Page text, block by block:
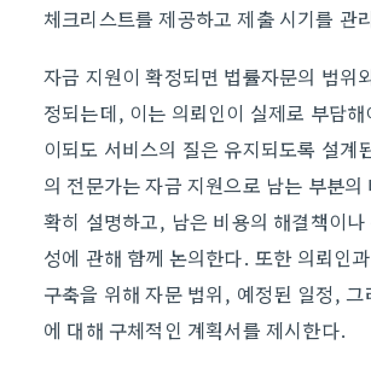
체크리스트를 제공하고 제출 시기를 관
자금 지원이 확정되면 법률자문의 범위
정되는데, 이는 의뢰인이 실제로 부담
이되도 서비스의 질은 유지되도록 설계
의 전문가는 자금 지원으로 남는 부분의
확히 설명하고, 남은 비용의 해결책이
성에 관해 함께 논의한다. 또한 의뢰인
구축을 위해 자문 범위, 예정된 일정, 그
에 대해 구체적인 계획서를 제시한다.